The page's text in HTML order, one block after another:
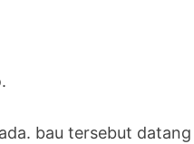
bau tersebut